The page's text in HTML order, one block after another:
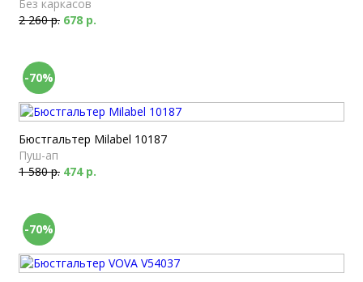
Без каркасов
2 260 р. 678 р.
-70%
Бюстгальтер Milabel 10187
Пуш-ап
1 580 р. 474 р.
-70%